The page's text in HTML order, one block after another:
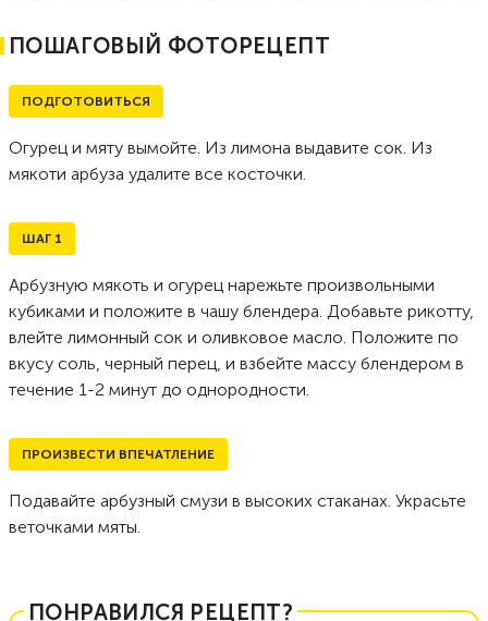
ПОШАГОВЫЙ ФОТОРЕЦЕПТ
ПОДГОТОВИТЬСЯ
Огурец и мяту вымойте. Из лимона выдавите сок. Из
мякоти арбуза удалите все косточки.
ШАГ 1
Арбузную мякоть и огурец нарежьте произвольными
кубиками и положите в чашу блендера. Добавьте рикотту,
влейте лимонный сок и оливковое масло. Положите по
вкусу соль, черный перец, и взбейте массу блендером в
течение 1-2 минут до однородности.
ПРОИЗВЕСТИ ВПЕЧАТЛЕНИЕ
Подавайте арбузный смузи в высоких стаканах. Украсьте
веточками мяты.
ПОНРАВИЛСЯ РЕЦЕПТ?